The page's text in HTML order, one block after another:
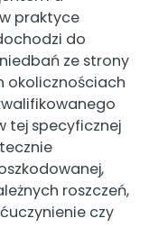
praktyce
do
ze strony
okolicznościach
tej specyficznej
roszczeń,
czy